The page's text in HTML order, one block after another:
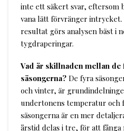
inte ett säkert svar, eftersom
vana lätt förvränger
resultat görs analysen bäst i
tygdraperingar.
Vad är skillnaden mellan de
säsongerna? De fyra
och vinter, är
undertonens temperatur och
säsongerna är en mer
årstid delas i tre, för att fånga